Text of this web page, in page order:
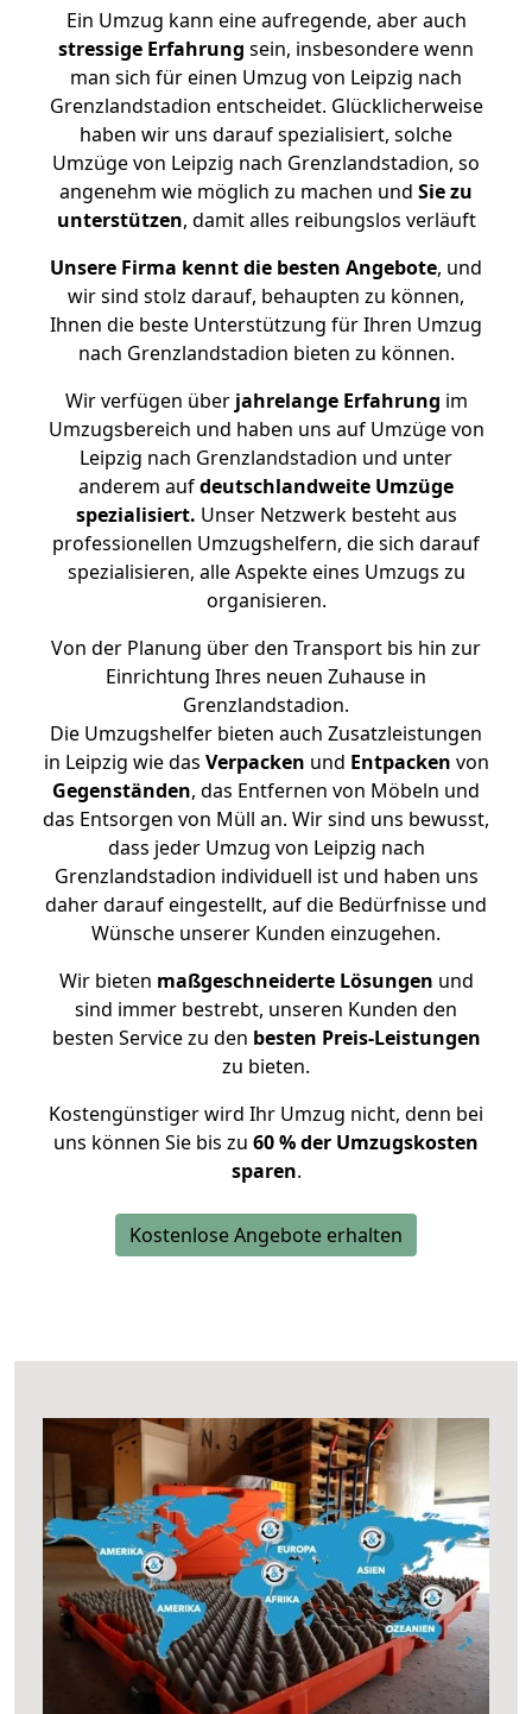
Ein Umzug kann eine aufregende, aber auch
stressige Erfahrung sein, insbesondere wenn
man sich für einen Umzug von Leipzig nach
Grenzlandstadion entscheidet. Glücklicherweise
haben wir uns darauf spezialisiert, solche
Umzüge von Leipzig nach Grenzlandstadion, so
angenehm wie möglich zu machen und Sie zu
unterstützen, damit alles reibungslos verläuft
Unsere Firma kennt die besten Angebote, und
wir sind stolz darauf, behaupten zu können,
Ihnen die beste Unterstützung für Ihren Umzug
nach Grenzlandstadion bieten zu können.
Wir verfügen überjahrelange Erfahrung im
Umzugsbereich und haben uns auf Umzüge von
Leipzig nach Grenzlandstadion und unter
anderem aufdeutschlandweite Umzüge
spezialisiert. Unser Netzwerk besteht aus
professionellen Umzugshelfern, die sich darauf
spezialisieren, alle Aspekte eines Umzugs zu
organisieren.
Von der Planung über den Transport bis hin zur
Einrichtung Ihres neuen Zuhause in
Grenzlandstadion.
Die Umzugshelfer bieten auch Zusatzleistungen
in Leipzig wie das Verpacken und Entpacken von
Gegenständen, das Entfernen von Möbeln und
das Entsorgen von Müll an. Wir sind uns bewusst,
dass jeder Umzug von Leipzig nach
Grenzlandstadion individuell ist und haben uns
daher darauf eingestellt, auf die Bedürfnisse und
Wünsche unserer Kunden einzugehen.
Wir bieten maßgeschneiderte Lösungen und
sind immer bestrebt, unseren Kunden den
besten Service zu den besten Preis-Leistungen
zu bieten.
Kostengünstiger wird Ihr Umzug nicht, denn bei
uns können Sie bis zu 60 % der Umzugskosten
sparen.
Kostenlose Angebote erhalten